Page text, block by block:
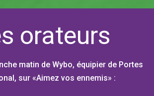
orateurs
matin de Wybo, équipier de Portes
sur «Aimez vos ennemis» :